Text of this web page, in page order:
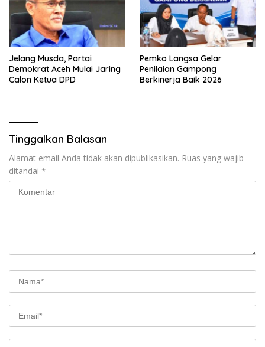
Jelang Musda, Partai
Demokrat Aceh Mulai Jaring
Calon Ketua DPD
Pemko Langsa Gelar
Penilaian Gampong
Berkinerja Baik 2026
Tinggalkan Balasan
Alamat email Anda tidak akan dipublikasikan. Ruas yang wajib
ditandai *